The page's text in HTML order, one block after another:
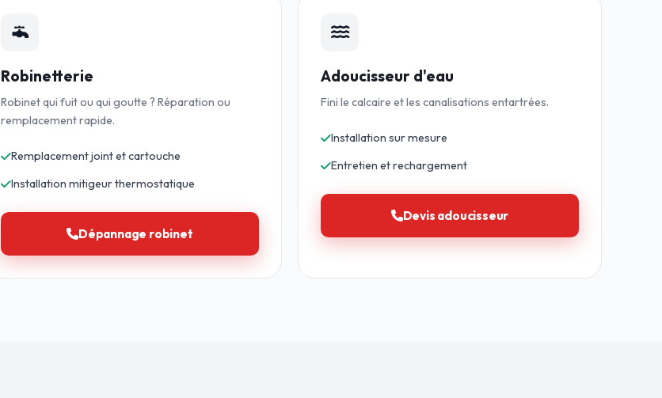
Robinetterie
Robinet qui fuit ou qui goutte ? Réparation ou
remplacement rapide.
Remplacement joint et cartouche
Installation mitigeur thermostatique
Dépannage robinet
Adoucisseur d'eau
Fini le calcaire et les canalisations entartrées.
Installation sur mesure
Entretien et rechargement
Devis adoucisseur